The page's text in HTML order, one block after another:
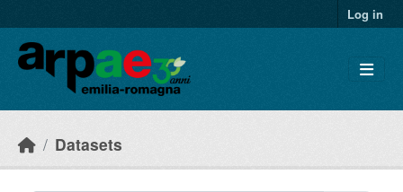
Log in
Datasets